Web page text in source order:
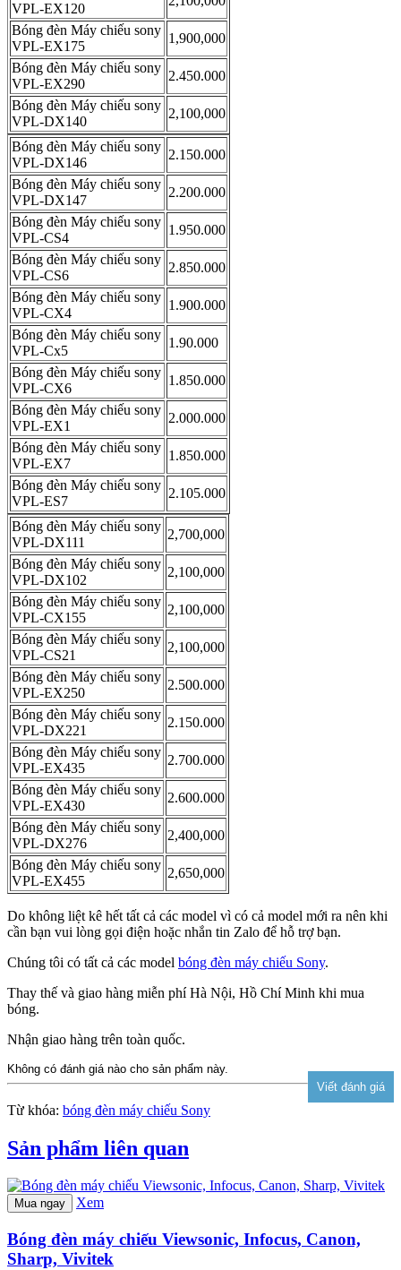
VPL-EX120
Bóng đèn Máy chiếu sony
VPL-EX175
1,900,000
Bóng đèn Máy chiếu sony
VPL-EX290
2.450.000
Bóng đèn Máy chiếu sony
VPL-DX140
2,100,000
Bóng đèn Máy chiếu sony
VPL-DX146
2.150.000
Bóng đèn Máy chiếu sony
VPL-DX147
2.200.000
Bóng đèn Máy chiếu sony
VPL-CS4
1.950.000
Bóng đèn Máy chiếu sony
VPL-CS6
2.850.000
Bóng đèn Máy chiếu sony
VPL-CX4
1.900.000
Bóng đèn Máy chiếu sony
VPL-Cx5
1.90.000
Bóng đèn Máy chiếu sony
VPL-CX6
1.850.000
Bóng đèn Máy chiếu sony
VPL-EX1
2.000.000
Bóng đèn Máy chiếu sony
VPL-EX7
1.850.000
Bóng đèn Máy chiếu sony
VPL-ES7
2.105.000
Bóng đèn Máy chiếu sony
VPL-DX111
2,700,000
Bóng đèn Máy chiếu sony
VPL-DX102
2,100,000
Bóng đèn Máy chiếu sony
VPL-CX155
2,100,000
Bóng đèn Máy chiếu sony
VPL-CS21
2,100,000
Bóng đèn Máy chiếu sony
VPL-EX250
2.500.000
Bóng đèn Máy chiếu sony
VPL-DX221
2.150.000
Bóng đèn Máy chiếu sony
VPL-EX435
2.700.000
Bóng đèn Máy chiếu sony
VPL-EX430
2.600.000
Bóng đèn Máy chiếu sony
VPL-DX276
2,400,000
Bóng đèn Máy chiếu sony
VPL-EX455
2,650,000
Do không liệt kê hết tất cả các model vì có cả model mới ra nên khi
cần bạn vui lòng gọi điện hoặc nhắn tin Zalo để hỗ trợ bạn.
Chúng tôi có tất cả các model bóng đèn máy chiếu Sony.
Thay thế và giao hàng miễn phí Hà Nội, Hồ Chí Minh khi mua
bóng.
Nhận giao hàng trên toàn quốc.
Không có đánh giá nào cho sản phẩm này.
Từ khóa: bóng đèn máy chiếu Sony
Sản phẩm liên quan
Mua ngay Xem
Bóng đèn máy chiếu Viewsonic, Infocus, Canon,
Sharp, Vivitek